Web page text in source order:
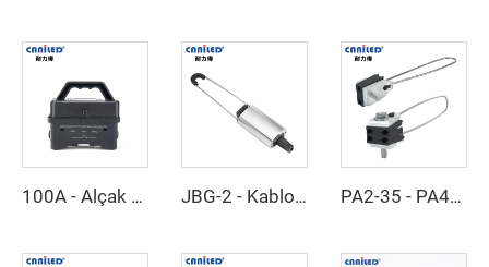
100A - Alçak Gerilim Sigortası JBG-2 - Kablo Kelepçesi PA2-35 - PA4-35 - Kablo Kelepçesi